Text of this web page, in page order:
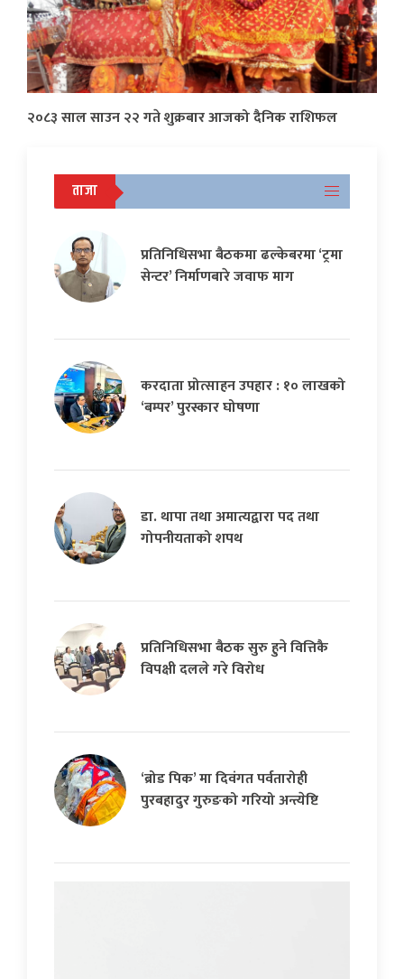
२०८३ साल साउन २२ गते शुक्रबार आजको दैनिक राशिफल
ताजा
प्रतिनिधिसभा बैठकमा ढल्केबरमा ‘ट्रमा
सेन्टर’ निर्माणबारे जवाफ माग
करदाता प्रोत्साहन उपहार : १० लाखको
‘बम्पर’ पुरस्कार घोषणा
डा. थापा तथा अमात्यद्वारा पद तथा
गोपनीयताको शपथ
प्रतिनिधिसभा बैठक सुरु हुने वित्तिकै
विपक्षी दलले गरे विरोध
‘ब्रोड पिक’ मा दिवंगत पर्वतारोही
पुरबहादुर गुरुङको गरियो अन्त्येष्टि